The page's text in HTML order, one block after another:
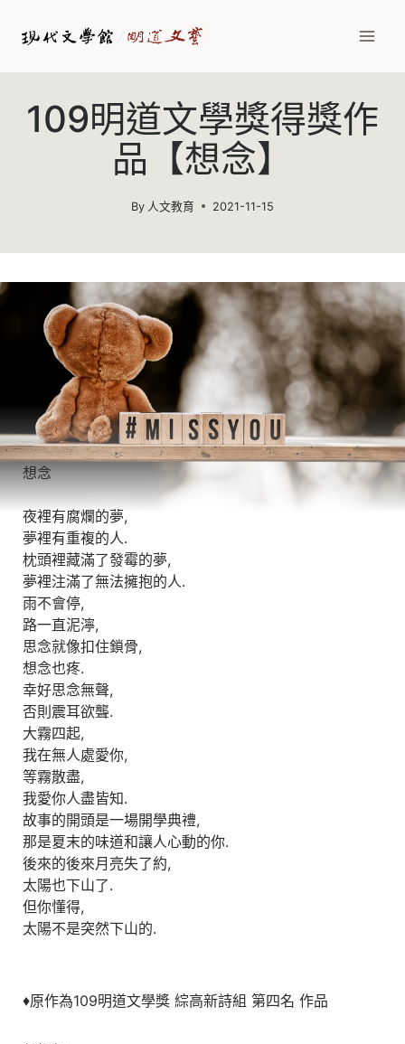
109明道文學獎得獎作
品【想念】
By 人文教育 2021-11-15
想念
夜裡有腐爛的夢,
夢裡有重複的人.
枕頭裡藏滿了發霉的夢,
夢裡注滿了無法擁抱的人.
雨不會停,
路一直泥濘,
思念就像扣住鎖骨,
想念也疼.
幸好思念無聲,
否則震耳欲聾.
大霧四起,
我在無人處愛你,
等霧散盡,
我愛你人盡皆知.
故事的開頭是一場開學典禮,
那是夏末的味道和讓人心動的你.
後來的後來月亮失了約,
太陽也下山了.
但你懂得,
太陽不是突然下山的.
♦原作為109明道文學獎 綜高新詩組 第四名 作品